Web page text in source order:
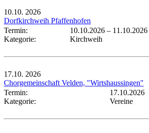
10.10. 2026
Dorfkirchweih Pfaffenhofen
Termin:
10.10.2026 – 11.10.2026
Kategorie:
Kirchweih
17.10. 2026
Chorgemeinschaft Velden, "Wirtshaussingen"
Termin:
17.10.2026
Kategorie:
Vereine